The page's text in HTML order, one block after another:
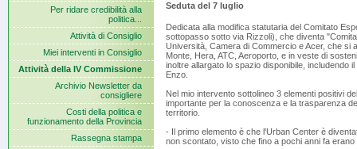
Per ridare credibilità alla
politica...
Attività di Consiglio
Miei interventi in Consiglio
Attività della IV Commissione
Archivio Newsletter da
consigliere
Costi della politica e
funzionamento della Provincia
Rassegna stampa
Seduta del 7 luglio
Dedicata alla modifica statutaria del Comitato
sottopasso sotto via Rizzoli), che diventa
Università, Camera di Commercio e Acer, che si
Monte, Hera, ATC, Aeroporto, e in veste di
inoltre allargato lo spazio disponibile, includendo
Enzo.
Nel mio intervento sottolineo 3 elementi positivi
importante per la conoscenza e la trasparenza
territorio.
- Il primo elemento è che l'Urban Center è
non scontato, visto che fino a pochi anni fa